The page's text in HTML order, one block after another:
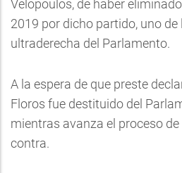
Velopoulos, de haber
2019 por dicho partido, uno de
ultraderecha del Parlamento.
A la espera de que preste
Floros fue destituido del
mientras avanza el proceso
contra.